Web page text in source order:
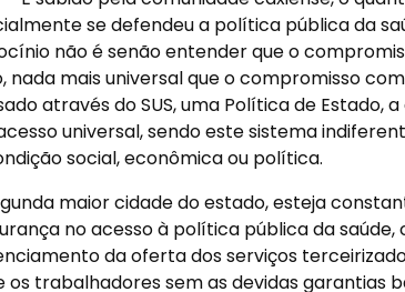
se defendeu a política pública da
não é senão entender que o
nada mais universal que o compromisso
através do SUS, uma Política de Estado, a
universal, sendo este sistema
social, econômica ou política.
maior cidade do estado, esteja
no acesso à política pública da saúde,
da oferta dos serviços
os trabalhadores sem as devidas garantias